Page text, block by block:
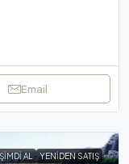
Email
ŞIMDI AL YENIDEN SATIŞ